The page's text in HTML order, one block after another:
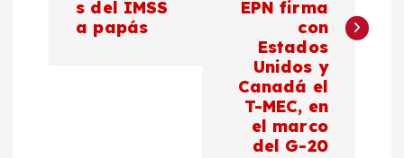
s del IMSS
a papás
EPN firma
con
Estados
Unidos y
Canadá el
T-MEC, en
el marco
del G-20